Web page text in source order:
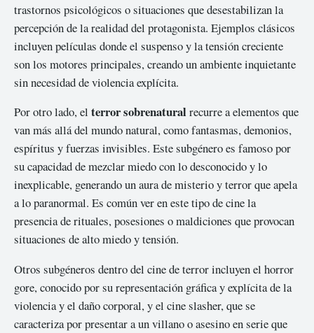
trastornos psicológicos o situaciones que desestabilizan la
percepción de la realidad del protagonista. Ejemplos clásicos
incluyen películas donde el suspenso y la tensión creciente
son los motores principales, creando un ambiente inquietante
sin necesidad de violencia explícita.
Por otro lado, el terror sobrenaturalrecurre a elementos que
van más allá del mundo natural, como fantasmas, demonios,
espíritus y fuerzas invisibles. Este subgénero es famoso por
su capacidad de mezclar miedo con lo desconocido y lo
inexplicable, generando un aura de misterio y terror que apela
a lo paranormal. Es común ver en este tipo de cine la
presencia de rituales, posesiones o maldiciones que provocan
situaciones de alto miedo y tensión.
Otros subgéneros dentro del cine de terror incluyen el horror
gore, conocido por su representación gráfica y explícita de la
violencia y el daño corporal, y el cine slasher, que se
caracteriza por presentar a un villano o asesino en serie que